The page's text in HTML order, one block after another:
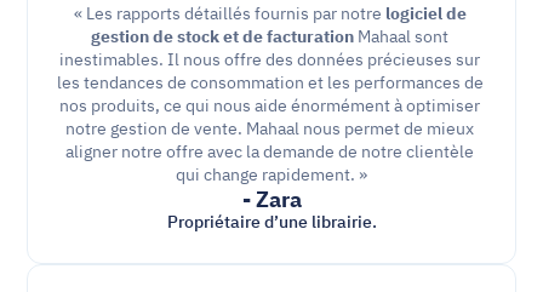
« Les rapports détaillés fournis par notre logiciel de
gestion de stock et de facturation Mahaal sont
inestimables. Il nous offre des données précieuses sur
les tendances de consommation et les performances de
nos produits, ce qui nous aide énormément à optimiser
notre gestion de vente. Mahaal nous permet de mieux
aligner notre offre avec la demande de notre clientèle
qui change rapidement. »
- Zara
Propriétaire d’une librairie.